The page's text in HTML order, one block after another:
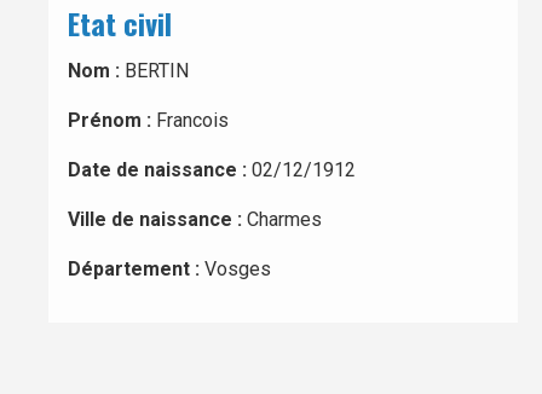
Etat civil
Nom : BERTIN
Prénom : Francois
Date de naissance : 02/12/1912
Ville de naissance : Charmes
Département : Vosges